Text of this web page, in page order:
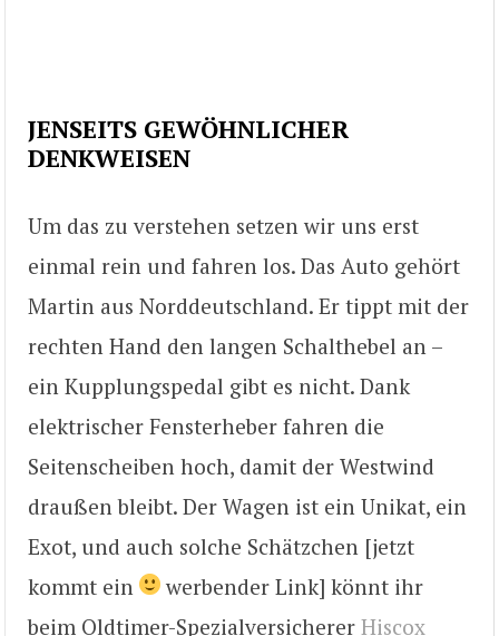
JENSEITS GEWÖHNLICHER
DENKWEISEN
Um das zu verstehen setzen wir uns erst
einmal rein und fahren los. Das Auto gehört
Martin aus Norddeutschland. Er tippt mit der
rechten Hand den langen Schalthebel an –
ein Kupplungspedal gibt es nicht. Dank
elektrischer Fensterheber fahren die
Seitenscheiben hoch, damit der Westwind
draußen bleibt. Der Wagen ist ein Unikat, ein
Exot, und auch solche Schätzchen [jetzt
kommt ein
werbender Link] könnt ihr
beim Oldtimer-Spezialversicherer Hiscox